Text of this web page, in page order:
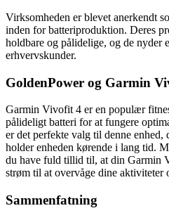
Virksomheden er blevet anerkendt
inden for batteriproduktion. Deres
holdbare og pålidelige, og de nyder
erhvervskunder.
GoldenPower og Garmin
Garmin Vivofit 4 er en populær
pålideligt batteri for at fungere
er det perfekte valg til denne enhed,
holder enheden kørende i lang tid.
du have fuld tillid til, at din Garmin
strøm til at overvåge dine aktiviteter
Sammenfatning